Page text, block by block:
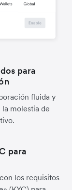
para
fluida y
molestia de
para
los requisitos